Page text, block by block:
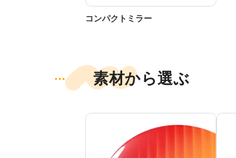
コンパクトミラー
素材から選ぶ